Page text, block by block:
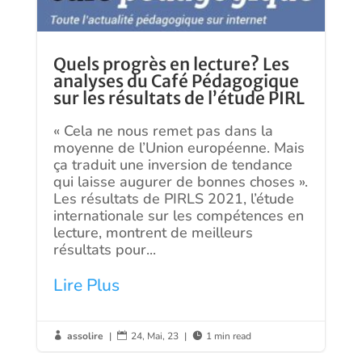
Quels progrès en lecture? Les
analyses du Café Pédagogique
sur les résultats de l’étude PIRL
« Cela ne nous remet pas dans la
moyenne de l’Union européenne. Mais
ça traduit une inversion de tendance
qui laisse augurer de bonnes choses ».
Les résultats de PIRLS 2021, l’étude
internationale sur les compétences en
lecture, montrent de meilleurs
résultats pour...
Lire Plus
 assolire |  24, Mai, 23 |  1 min read